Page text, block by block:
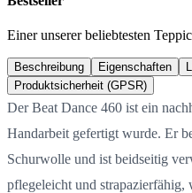
Einer unserer beliebtesten
Beschreibung Eigenschaften
Produktsicherheit (GPSR)
Der Beat Dance 460 ist ein
Handarbeit gefertigt wurde. Er
Schurwolle und ist beidseitig
pflegeleicht und strapazierfähig,